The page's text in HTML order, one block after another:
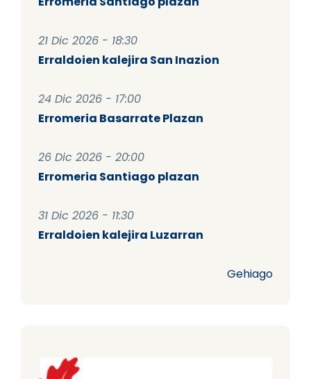
21 Dic 2026 - 18:30
Erraldoien kalejira San Inazion
24 Dic 2026 - 17:00
Erromeria Basarrate Plazan
26 Dic 2026 - 20:00
Erromeria Santiago plazan
31 Dic 2026 - 11:30
Erraldoien kalejira Luzarran
Gehiago